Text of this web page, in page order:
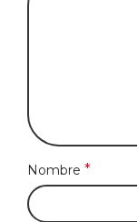
Nombre *